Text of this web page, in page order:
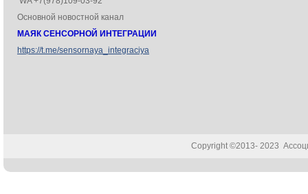
Основной новостной канал
МАЯК СЕНСОРНОЙ ИНТЕГРАЦИИ
https://t.me/sensornaya_integraciya
Copyright ©2013- 2023